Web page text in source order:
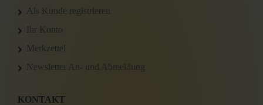
Als Kunde registrieren
Ihr Konto
Merkzettel
Newsletter An- und Abmeldung
KONTAKT